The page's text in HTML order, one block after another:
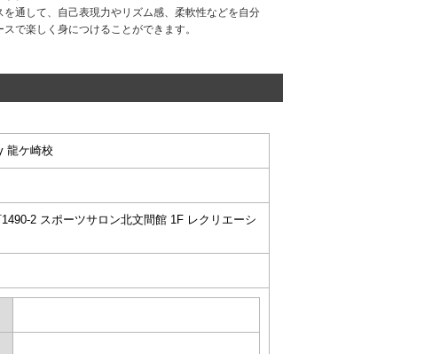
を通して、自己表現力やリズム感、柔軟性などを自分
スで楽しく身につけることができます。
龍ケ崎校
2 スポーツサロン北文間館 1F レクリエーシ